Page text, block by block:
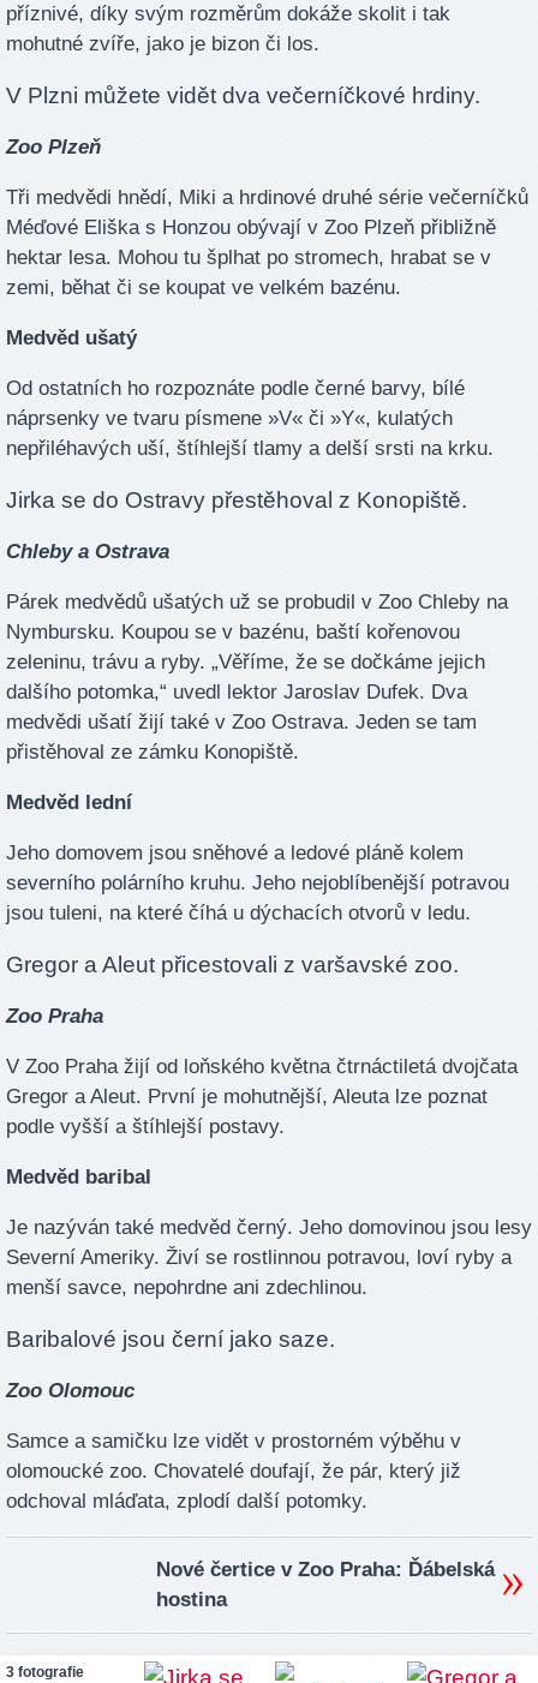
příznivé, díky svým rozměrům dokáže skolit i tak
mohutné zvíře, jako je bizon či los.
V Plzni můžete vidět dva večerníčkové hrdiny.
Zoo Plzeň
Tři medvědi hnědí, Miki a hrdinové druhé série večerníčků
Méďové Eliška s Honzou obývají v Zoo Plzeň přibližně
hektar lesa. Mohou tu šplhat po stromech, hrabat se v
zemi, běhat či se koupat ve velkém bazénu.
Medvěd ušatý
Od ostatních ho rozpoznáte podle černé barvy, bílé
náprsenky ve tvaru písmene »V« či »Y«, kulatých
nepřiléhavých uší, štíhlejší tlamy a delší srsti na krku.
Jirka se do Ostravy přestěhoval z Konopiště.
Chleby a Ostrava
Párek medvědů ušatých už se probudil v Zoo Chleby na
Nymbursku. Koupou se v bazénu, baští kořenovou
zeleninu, trávu a ryby. „Věříme, že se dočkáme jejich
dalšího potomka,“ uvedl lektor Jaroslav Dufek. Dva
medvědi ušatí žijí také v Zoo Ostrava. Jeden se tam
přistěhoval ze zámku Konopiště.
Medvěd lední
Jeho domovem jsou sněhové a ledové pláně kolem
severního polárního kruhu. Jeho nejoblíbenější potravou
jsou tuleni, na které číhá u dýchacích otvorů v ledu.
Gregor a Aleut přicestovali z varšavské zoo.
Zoo Praha
V Zoo Praha žijí od loňského května čtrnáctiletá dvojčata
Gregor a Aleut. První je mohutnější, Aleuta lze poznat
podle vyšší a štíhlejší postavy.
Medvěd baribal
Je nazýván také medvěd černý. Jeho domovinou jsou lesy
Severní Ameriky. Živí se rostlinnou potravou, loví ryby a
menší savce, nepohrdne ani zdechlinou.
Baribalové jsou černí jako saze.
Zoo Olomouc
Samce a samičku lze vidět v prostorném výběhu v
olomoucké zoo. Chovatelé doufají, že pár, který již
odchoval mláďata, zplodí další potomky.
Nové čertice v Zoo Praha: Ďábelská
hostina
3 fotografie